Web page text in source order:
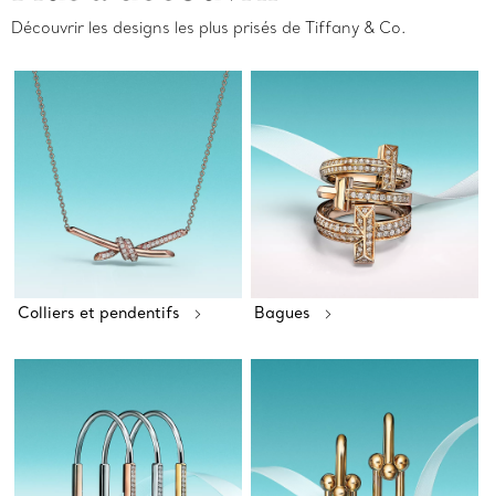
Découvrir les designs les plus prisés de Tiffany & Co.
Colliers et pendentifs Bagues